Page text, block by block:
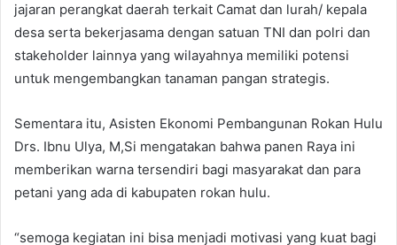
jajaran perangkat daerah terkait Camat dan lurah/ kepala
desa serta bekerjasama dengan satuan TNI dan polri dan
stakeholder lainnya yang wilayahnya memiliki potensi
untuk mengembangkan tanaman pangan strategis.
Sementara itu, Asisten Ekonomi Pembangunan Rokan Hulu
Drs. Ibnu Ulya, M,Si mengatakan bahwa panen Raya ini
memberikan warna tersendiri bagi masyarakat dan para
petani yang ada di kabupaten rokan hulu.
“semoga kegiatan ini bisa menjadi motivasi yang kuat bagi